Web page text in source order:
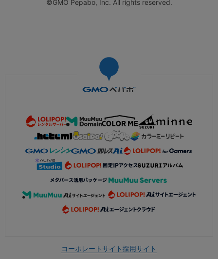
©GMO Pepabo, Inc. All rights reserved.
コーポレートサイト採用サイト